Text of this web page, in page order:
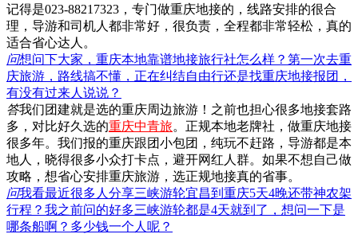
记得是023-88217323，专门做重庆地接的，线路安排的很合
理，导游和司机人都非常好，很负责，全程都非常轻松，真的
适合省心达人。
问想问下大家，重庆本地靠谱地接旅行社怎么样？第一次去重
庆旅游，路线搞不懂，正在纠结自由行还是找重庆地接报团，
有没有过来人说说？
答我们团建就是选的重庆周边旅游！之前也担心很多地接套路
多，对比好久选的重庆中青旅。正规本地老牌社，做重庆地接
很多年。我们报的重庆跟团小包团，纯玩不赶路，导游都是本
地人，晓得很多小众打卡点，避开网红人群。如果不想自己做
攻略，想省心安排重庆旅游，选正规地接真的省事。
问我看最近很多人分享三峡游轮宜昌到重庆5天4晚还带神农架
行程？我之前问的好多三峡游轮都是4天就到了，想问一下是
哪条船啊？多少钱一个人呢？